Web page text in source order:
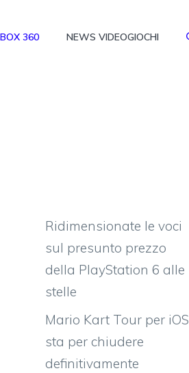
360 NEWS VIDEOGIOCHI
Ridimensionate le voci
sul presunto prezzo
della PlayStation 6 alle
stelle
Mario Kart Tour per iOS
sta per chiudere
definitivamente